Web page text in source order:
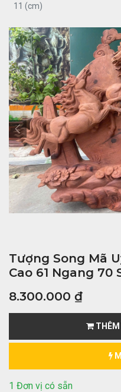
11 (cm)
Tượng Song Mã
Cao 61 Ngang 70
8.300.000 ₫
THÊM
1 Đơn vị có sẵn